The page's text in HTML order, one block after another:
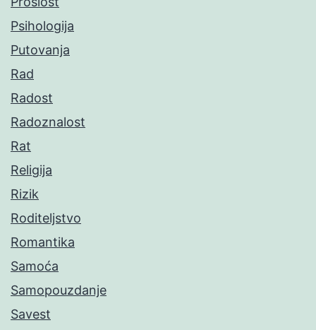
Psihologija
Putovanja
Rad
Radost
Radoznalost
Rat
Religija
Rizik
Roditeljstvo
Romantika
Samoća
Samopouzdanje
Savest